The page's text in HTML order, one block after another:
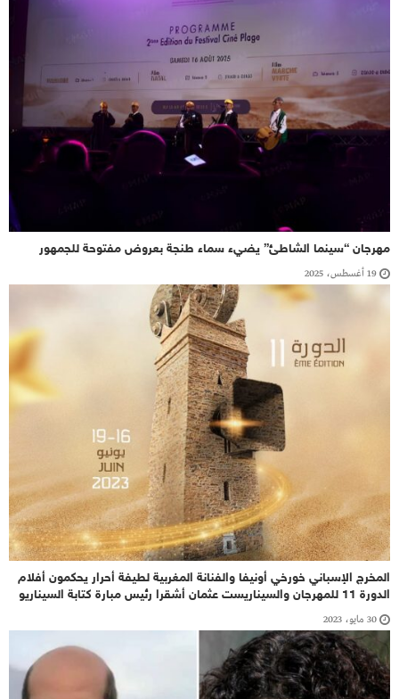
مهرجان “سينما الشاطئ” يضيء سماء طنجة بعروض مفتوحة للجمهور
19 أغسطس، 2025
المخرج الإسباني خورخي أونيفا والفنانة المغربية لطيفة أحرار يحكمون أفلام
الدورة 11 للمهرجان والسيناريست عثمان أشقرا رئيس مبارة كتابة السيناريو
30 مايو، 2023